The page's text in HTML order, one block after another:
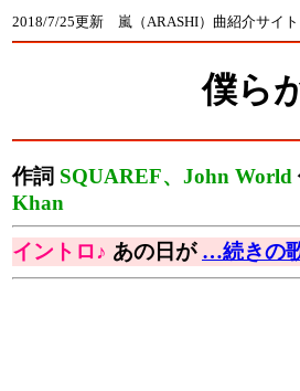
2018/7/25更新 嵐（ARASHI）曲紹介サイト
僕ら
作詞 SQUAREF、John World
Khan
イントロ♪ あの日が …続きの